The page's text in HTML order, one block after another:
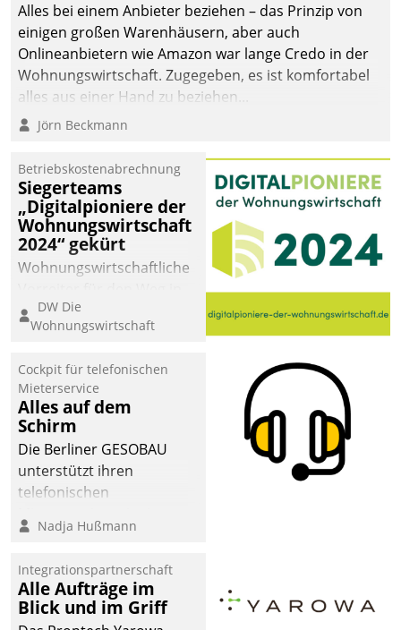
Alles bei einem Anbieter beziehen – das Prinzip von
einigen großen Warenhäusern, aber auch
Onlineanbietern wie Amazon war lange Credo in der
Wohnungswirtschaft. Zugegeben, es ist komfortabel
alles aus einer Hand zu beziehen...
Jörn Beckmann
Betriebskostenabrechnung
Siegerteams
„Digitalpioniere der
Wohnungswirtschaft
2024“ gekürt
Wohnungswirtschaftliche
eine digitale Zukunft zu
finden, ist das Ziel des
der
Wohnungswirtschaft“.
Bewerben können sich
dafür ein Team
bestehend aus
Wohnungsunternehmen
und PropTech.
DW Die
Wohnungswirtschaft
Cockpit für telefonischen
Mieterservice
Alles auf dem
Schirm
Die Berliner GESOBAU
unterstützt ihren
telefonischen
digitalen Cockpit, das
passende Fragen und
Schlagworte auswirft.
Eine intuitive
Nadja Hußmann
Integrationspartnerschaft
Alle Aufträge im
Blick und im Griff